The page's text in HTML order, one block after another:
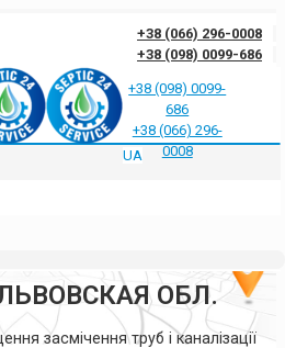
+38 (066) 296-0008
+38 (098) 0099-686
на часті запитання Блог
Контакти
+38 (098) 0099-
686
+38 (066) 296-
0008
UA
ТА
ОБЛ.
засмічення труб і каналізації